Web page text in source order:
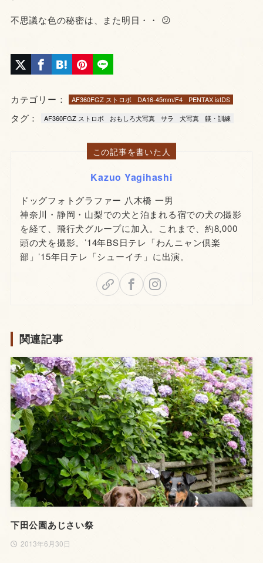
不思議な色の秘密は、また明日・・ 😕
カテゴリー： AF360FGZ ストロボ DA16-45mm/F4 PENTAX istDS
タグ： AF360FGZ ストロボ おもしろ犬写真 サラ 犬写真 躾・訓練
この記事を書いた人
Kazuo Yagihashi
ドッグフォトグラファー 八木橋 一男
神奈川・静岡・山梨での犬と泊まれる宿での犬の撮影
を経て、飛行犬グループに加入。これまで、約8,000
頭の犬を撮影。’14年BS日テレ「わんニャン倶楽
部」’15年日テレ「シューイチ」に出演。
関連記事
下田公園あじさい祭
2013年6月30日